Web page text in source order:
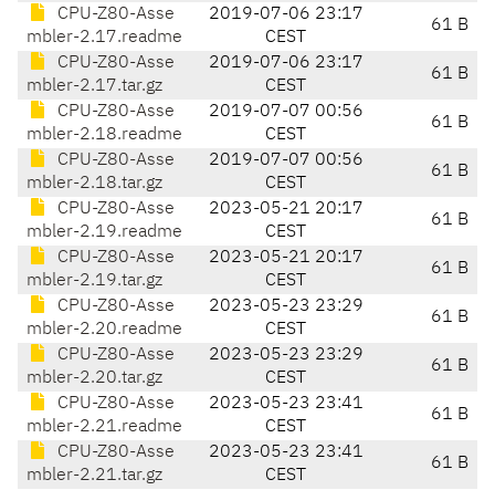
CPU-Z80-Asse
mbler-2.17.readme
2019-07-06 23:17
CEST
61 B
CPU-Z80-Asse
mbler-2.17.tar.gz
2019-07-06 23:17
CEST
61 B
CPU-Z80-Asse
mbler-2.18.readme
2019-07-07 00:56
CEST
61 B
CPU-Z80-Asse
mbler-2.18.tar.gz
2019-07-07 00:56
CEST
61 B
CPU-Z80-Asse
mbler-2.19.readme
2023-05-21 20:17
CEST
61 B
CPU-Z80-Asse
mbler-2.19.tar.gz
2023-05-21 20:17
CEST
61 B
CPU-Z80-Asse
mbler-2.20.readme
2023-05-23 23:29
CEST
61 B
CPU-Z80-Asse
mbler-2.20.tar.gz
2023-05-23 23:29
CEST
61 B
CPU-Z80-Asse
mbler-2.21.readme
2023-05-23 23:41
CEST
61 B
CPU-Z80-Asse
mbler-2.21.tar.gz
2023-05-23 23:41
CEST
61 B